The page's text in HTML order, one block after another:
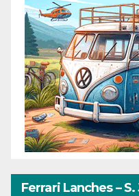
Ferrari Lanches –